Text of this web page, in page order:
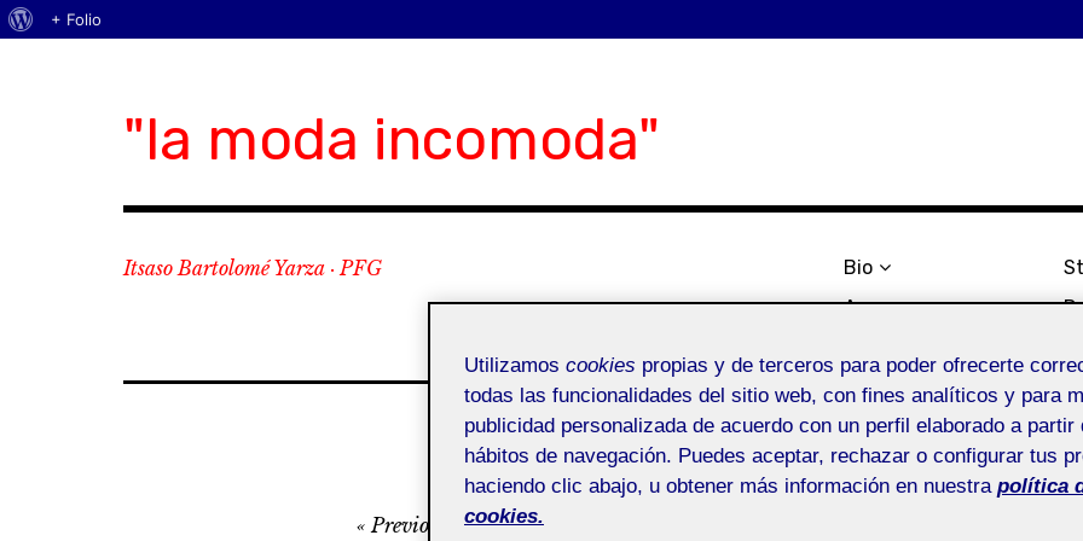
"la moda incomoda"
Itsaso Bartolomé Yarza · PFG
Bio
Anexos
Pisar la arena ·
Previous Next
Acerca
+ Folio
Utilizamos cookies propias y de terceros para poder ofrecerte
todas las funcionalidades del sitio web, con fines analíticos y para
publicidad personalizada de acuerdo con un perfil elaborado a partir
hábitos de navegación. Puedes aceptar, rechazar o configurar tus
haciendo clic abajo, u obtener más información en nuestra política
cookies.